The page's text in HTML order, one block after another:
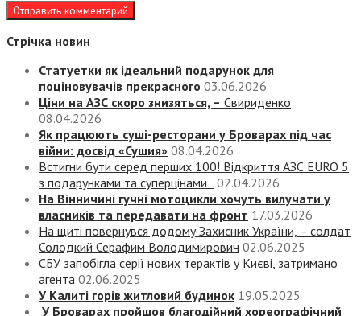
Стрічка новин
Статуетки як ідеальний подарунок для
поціновувачів прекрасного 03.06.2026
Ціни на АЗС скоро знизяться, – Свириденко
08.04.2026
Як працюють суші-ресторани у Броварах під час
війни: досвід «Сушия» 08.04.2026
Встигни бути серед перших 100! Відкриття АЗС EURO 5
з подарунками та суперцінами
02.04.2026
На Вінничині гучні мотоцикли хочуть вилучати у
власників та передавати на фронт 17.03.2026
На щиті повернувся додому Захисник України, – солдат
Солодкий Серафим Володимирович 02.06.2025
СБУ запобігла серії нових терактів у Києві, затримано
агента 02.06.2025
У Калиті горів житловий будинок 19.05.2025
У Броварах пройшов благодійний хореографічний